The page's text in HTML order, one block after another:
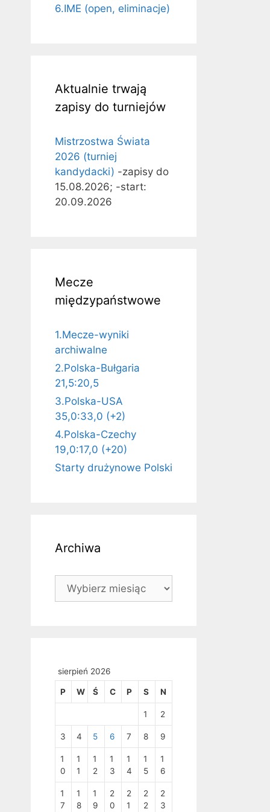
6.IME (open, eliminacje)
Aktualnie trwają
zapisy do turniejów
Mistrzostwa Świata
2026 (turniej
kandydacki) -zapisy do
15.08.2026; -start:
20.09.2026
Mecze
międzypaństwowe
1.Mecze-wyniki
archiwalne
2.Polska-Bułgaria
21,5:20,5
3.Polska-USA
35,0:33,0 (+2)
4.Polska-Czechy
19,0:17,0 (+20)
Starty drużynowe Polski
Archiwa
Archiwa
sierpień 2026
P W Ś C P S N
1 2
3 4 5 6 7 8 9
1
0
1
1
1
2
1
3
1
4
1
5
1
6
1
7
1
8
1
9
2
0
2
1
2
2
2
3